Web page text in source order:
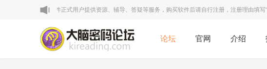
：本论坛VIP区为软件正式用户提供资源、辅导、答疑等服务，购买软件后请自行注册，注册理由填写
论坛 官网 介绍